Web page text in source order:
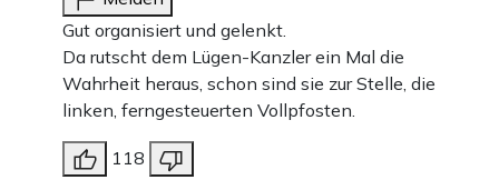
Gut organisiert und gelenkt.
Da rutscht dem Lügen-Kanzler ein Mal die
Wahrheit heraus, schon sind sie zur Stelle, die
linken, ferngesteuerten Vollpfosten.
118